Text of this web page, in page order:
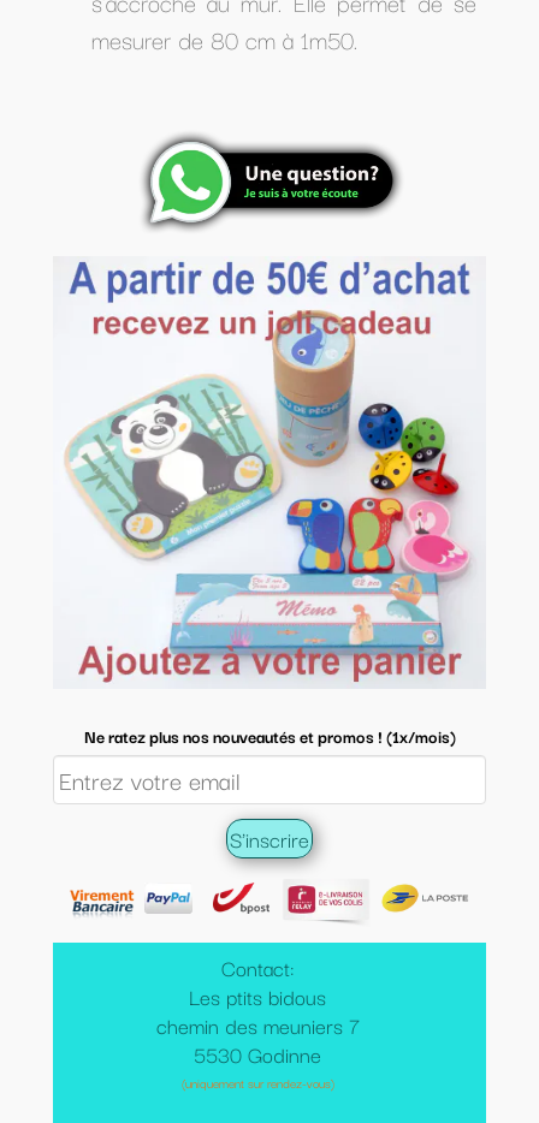
Contact:
Les ptits bidous
chemin des meuniers 7
5530 Godinne
(uniquement sur rendez-vous)
Ne ratez plus nos nouveautés et promos ! (1x/mois)
mesurer de 80 cm à 1m50.